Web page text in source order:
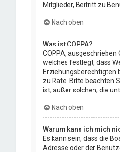
Mitglieder, Beitritt zu
Nach oben
Was ist COPPA?
COPPA,
welches festlegt, dass
Erziehungsberechtigten
zu Rate. Bitte beachten
ist; außer solchen, die
Nach oben
Warum kann ich mich
Es kann sein, dass die
Adresse oder der